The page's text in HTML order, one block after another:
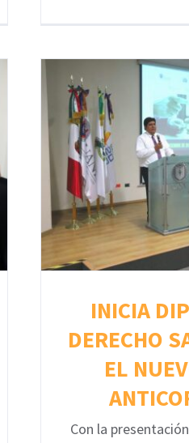
INICIA
DERECHO
EL
Con la